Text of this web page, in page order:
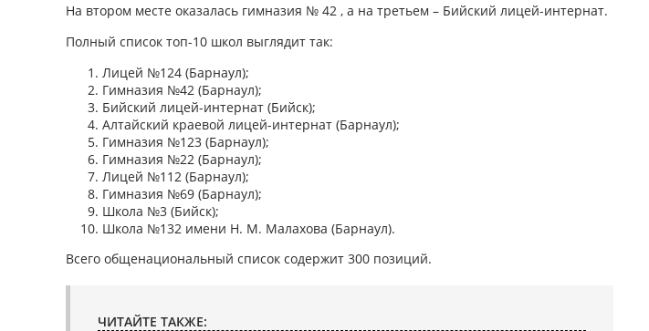
На втором месте оказалась гимназия № 42 , а на третьем – Бийский лицей-интернат.
Полный список топ-10 школ выглядит так:
Лицей №124 (Барнаул);
Гимназия №42 (Барнаул);
Бийский лицей-интернат (Бийск);
Алтайский краевой лицей-интернат (Барнаул);
Гимназия №123 (Барнаул);
Гимназия №22 (Барнаул);
Лицей №112 (Барнаул);
Гимназия №69 (Барнаул);
Школа №3 (Бийск);
Школа №132 имени Н. М. Малахова (Барнаул).
Всего общенациональный список содержит 300 позиций.
ЧИТАЙТЕ ТАКЖЕ: